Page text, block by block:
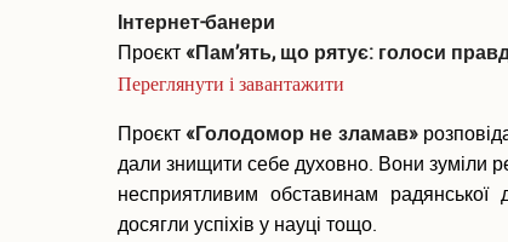
Інтернет-банери
Проєкт«Пам’ять, що рятує: голоси
Переглянути і завантажити
Проєкт«Голодомор не зламав»
дали знищити себе духовно. Вони зуміли
несприятливим обставинам радянської
досягли успіхів у науці тощо.